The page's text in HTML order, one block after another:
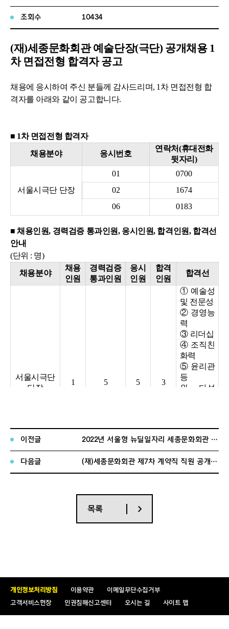
조회수 10434
(재)세종문화회관 예술단장(극단) 공개채용 1
차 면접전형 합격자 공고
채용에 응시하여 주신 분들께 감사드리며, 1차 면접전형 합
격자를 아래와 같이 공고합니다.
■ 1차 면접전형 합격자
채용분야
응시번호
연락처(휴대전화
뒷자리 )
서울시극단 단장
01
0700
02
1674
06
0183
■ 채용인원, 경력검증 통과인원, 응시인원, 합격인원, 합격선
안내
(단위 : 명)
채용분야
채용
인원
경력검증
통과인원
응시
인원
합격
인원
합격선
서울시극단
단장
1 5 5 3
① 예술성
및 전문성
② 경영능
력
③ 리더십
④ 조직친
화력
⑤ 윤리관
등
위 다섯
이상인 자
중 고득점
자 순3배
수 내 합
격
■ 1차 면접전형 합격자 최종면접전형 안내
2022.08.25.(목) 14:00 / 세종문화회관(1
차면접장소와 동일함)
이전글 2022년 서울형 뉴딜일자리 세종문화회관 <문화예술매개자> 사업 2차 충원 최종 합격자 공고
다음글 (재)세종문화회관 제7차 계약직 직원 공개채용 면접전형 합격자 공고
목록
개인정보처리방침 이용약관
이메일무단수집거부
고객서비스헌장
인권침해신고센터 오시는 길 사이트 맵